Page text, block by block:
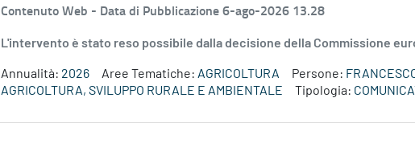
Contenuto Web - Data di Pubblicazione 6-ago-2026 13.28
L'intervento è stato reso possibile dalla decisione della Commissione
Annualità: 2026 Aree Tematiche: AGRICOLTURA Persone:
AGRICOLTURA, SVILUPPO RURALE E AMBIENTALE
Tipologia: